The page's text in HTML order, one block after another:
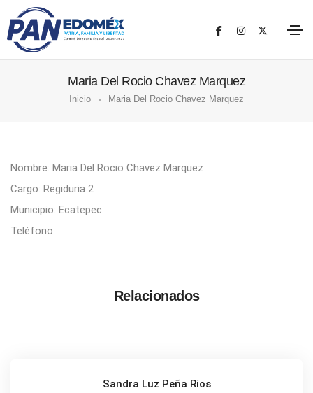
Maria Del Rocio Chavez Marquez
Inicio Maria Del Rocio Chavez Marquez
Nombre: Maria Del Rocio Chavez Marquez
Cargo: Regiduria 2
Municipio: Ecatepec
Teléfono:
Relacionados
Sandra Luz Peña Rios